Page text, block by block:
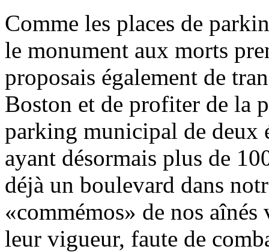
Comme les places de
le monument aux morts
proposais également de
Boston et de profiter de la
parking municipal de deux
ayant désormais plus de
déjà un boulevard dans
«commémos» de nos
leur vigueur, faute de